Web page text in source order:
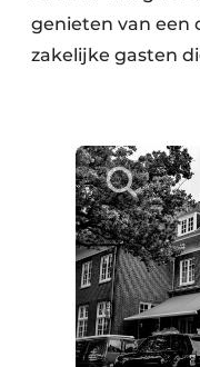
genieten van een
zakelijke gasten